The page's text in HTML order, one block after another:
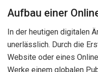
Aufbau einer
In der heutigen digitalen
unerlässlich. Durch die
Website oder eines
Werke einem globalen